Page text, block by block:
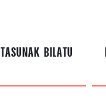
BILATU